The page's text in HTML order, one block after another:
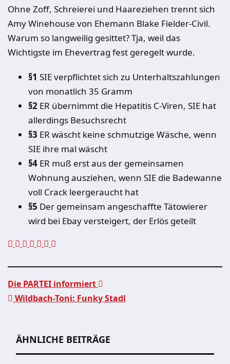
Ohne Zoff, Schreierei und Haareziehen trennt sich
Amy Winehouse von Ehemann Blake Fielder-Civil.
Warum so langweilig gesittet? Tja, weil das
Wichtigste im Ehevertrag fest geregelt wurde.
§1 SIE verpflichtet sich zu Unterhaltszahlungen
von monatlich 35 Gramm
§2 ER übernimmt die Hepatitis C-Viren, SIE hat
allerdings Besuchsrecht
§3 ER wäscht keine schmutzige Wäsche, wenn
SIE ihre mal wäscht
§4 ER muß erst aus der gemeinsamen
Wohnung ausziehen, wenn SIE die Badewanne
voll Crack leergeraucht hat
§5 Der gemeinsam angeschaffte Tätowierer
wird bei Ebay versteigert, der Erlös geteilt
Die PARTEI informiert
Wildbach-Toni: Funky Stadl
ÄHNLICHE BEITRÄGE